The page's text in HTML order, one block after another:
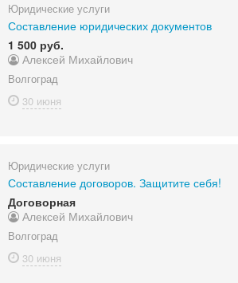
Юридические услуги
Составление юридических документов
1 500 руб.
Алексей Михайлович
Волгоград
30 июня
Юридические услуги
Составление договоров. Защитите себя!
Договорная
Алексей Михайлович
Волгоград
30 июня